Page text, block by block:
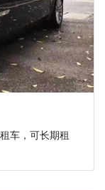
车，可长期租